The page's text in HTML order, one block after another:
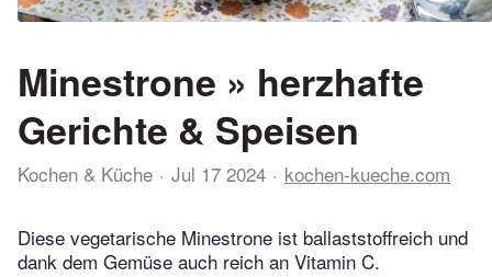
Minestrone » herzhafte
Gerichte & Speisen
Kochen & Küche Jul 17 2024 kochen-kueche.com
Diese vegetarische Minestrone ist ballaststoffreich und
dank dem Gemüse auch reich an Vitamin C.